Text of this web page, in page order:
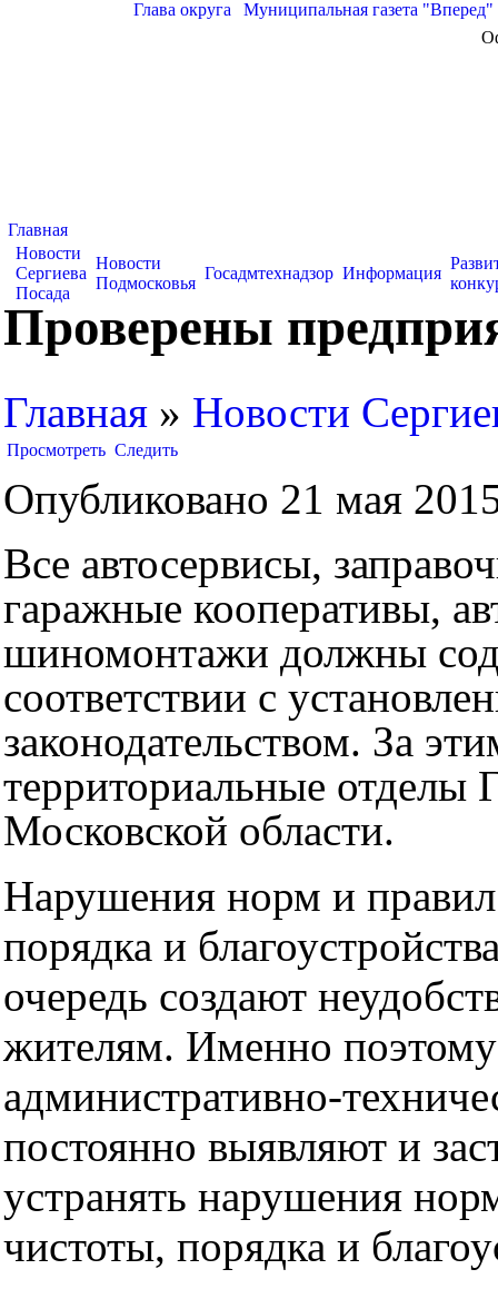
Глава округа Муниципальная газета "Вперед"
Главная
Новости
Сергиева
Посада
Новости
Подмосковья
Госадмтехнадзор Информация
Проверены
Главная » Новости
Просмотреть Следить
Опубликовано 21 мая
Все автосервисы,
гаражные кооперативы,
шиномонтажи должны
соответствии с
законодательством. За
территориальные отделы
Московской области.
Нарушения норм и
порядка и
очередь создают
жителям. Именно поэтому
административно-
постоянно выявляют и
устранять нарушения
чистоты, порядка и